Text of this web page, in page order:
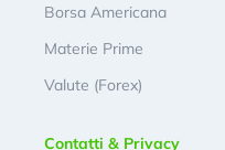
Borsa Americana
Materie Prime
Valute (Forex)
Contatti & Privacy